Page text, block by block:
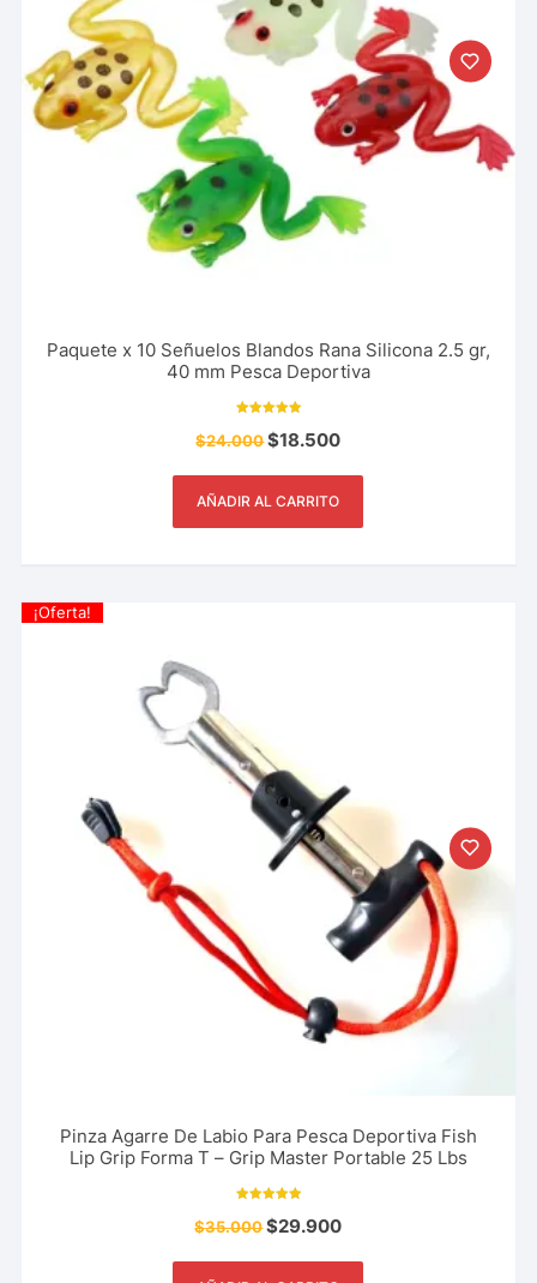
Paquete x 10 Señuelos Blandos Rana Silicona 2.5 gr,
40 mm Pesca Deportiva
5.00
de 5
$24.000$18.500
AÑADIR AL CARRITO
¡Oferta!
Pinza Agarre De Labio Para Pesca Deportiva Fish
Lip Grip Forma T – Grip Master Portable 25 Lbs
5.00
de 5
$35.000$29.900